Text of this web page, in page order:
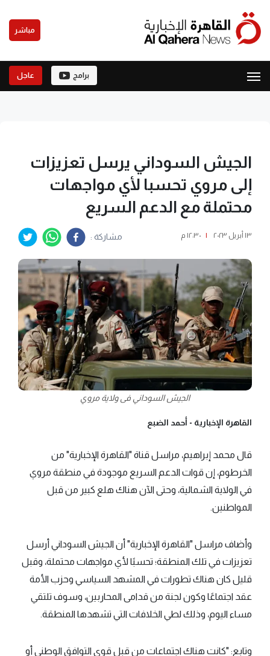
مباشر
برامج عاجل
الجيش السوداني يرسل تعزيزات
إلى مروي تحسبا لأي مواجهات
محتملة مع الدعم السريع
١٣ أبريل ٢٠٢٣ | ١٢:٣٠ م مشاركة :
الجيش السوداني فى ولاية مروي
القاهرة الإخبارية - أحمد الضبع
قال محمد إبراهيم، مراسل قناة "القاهرة الإخبارية" من
الخرطوم، إن قوات الدعم السريع موجودة في منطقة مروي
في الولاية الشمالية، وحتى الآن هناك هلع كبير من قبل
المواطنين.
وأضاف مراسل "القاهرة الإخبارية" أن الجيش السوداني أرسل
تعزيزات في تلك المنطقة؛ تحسبًا لأي مواجهات محتملة، وقبل
قليل كان هناك تطورات في المشهد السياسي وحزب الأمة
عقد اجتماعًا وكون لجنة من قدامى المحاربين، وسوف تلتقي
مساء اليوم، وذلك لطي الخلافات التي تشهدها المنطقة.
وتابع: "كانت هناك اجتماعات من قبل قوى التوافق الوطني أو